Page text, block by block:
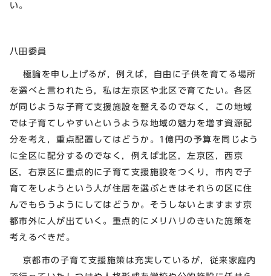
い。
八田委員
極論を申し上げるが，例えば，自由に子供を育てる場所
を選べと言われたら，私は左京区や北区で育てたい。各区
が同じような子育て支援施設を整えるのでなく，この地域
では子育てしやすいというような地域の魅力を増す資源配
分を考え，重点配置してはどうか。1億円の予算を同じよう
に全区に配分するのでなく，例えば北区，左京区，西京
区，右京区に重点的に子育て支援施設をつくり，市内で子
育てをしようという人が住居を選ぶときはそれらの区に住
んでもらうようにしてはどうか。そうしないとますます京
都市外に人が出ていく。重点的にメリハリのきいた施策を
考えるべきだ。
京都市の子育て支援施策は充実しているが，従来家庭内